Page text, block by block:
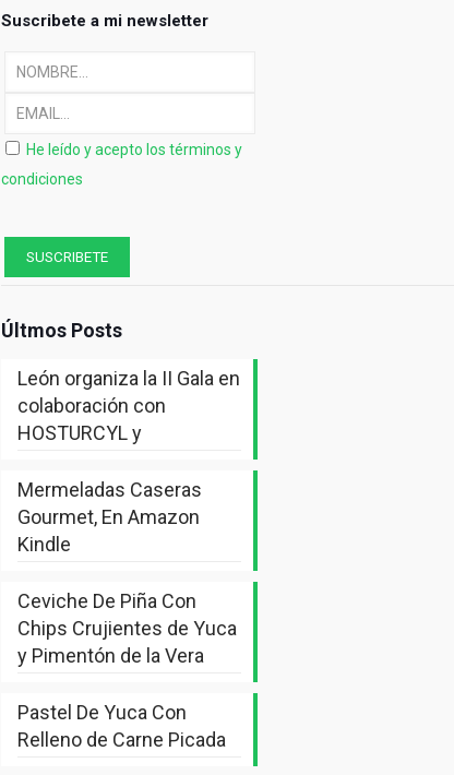
Suscribete a mi newsletter
He leído y acepto los términos y
condiciones
Últmos Posts
León organiza la II Gala en
colaboración con
HOSTURCYL y
Mermeladas Caseras
Gourmet, En Amazon
Kindle
Ceviche De Piña Con
Chips Crujientes de Yuca
y Pimentón de la Vera
Pastel De Yuca Con
Relleno de Carne Picada